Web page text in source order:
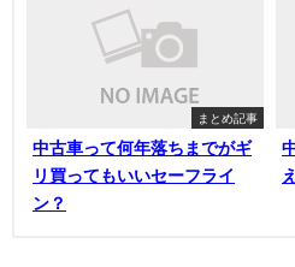
まとめ記事
中古車って何年落ちまでがギ
リ買ってもいいセーフライ
ン？